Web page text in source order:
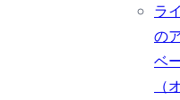
ラ
の
ベ
（